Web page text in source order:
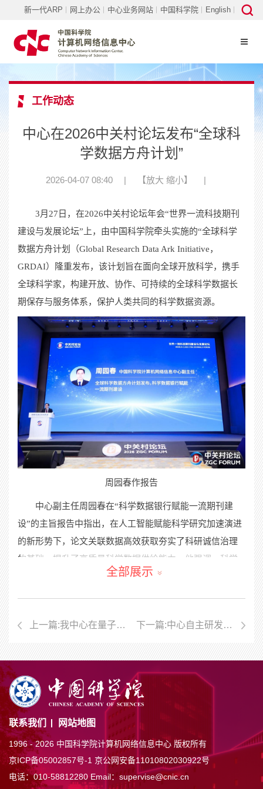
新一代ARP 网上办公 中心业务网站 中国科学院 English
工作动态
中心在2026中关村论坛发布“全球科
学数据方舟计划”
2026-04-07 08:40 【放大 缩小】
3月 27 日，在2026中关村论坛年会“世界一流科技期刊
建设与发展论坛”上，由中国科学院牵头实施的“全球科学
数据方舟计划（Global Research Data Ark Initiative，
GRDAI）隆重发布，该计划旨在面向全球开放科学，携手
全球科学家，构建开放、协作、可持续的全球科学数据长
期保存与服务体系，保护人类共同的科学数据资源。
周园春作报告
中心副主任周园春在“科学数据银行赋能一流期刊建
设”的主旨报告中指出，在人工智能赋能科学研究加速演进
的新形势下，论文关联数据高效获取夯实了科研诚信治理
的基础，提升了高质量科学数据供给能力。他强调，科学
数据银行作为国家级论文关联数据仓储平台，承担着科学
平台服务，高质量服务国际一流期刊建设，通过实施全球
中关村论坛年会以“科技创新与产业创新深度融
合”为主题，由科技部、国家发展改革委、工业和信息化
部、国务院国资委、中国科学院、中国工程院、中国科
协、北京市政府共同主办，年会为期
成果发布、技术交易、前沿大赛、配套活动五大板块，共
百余场活动，吸引了来自100多个国家和地区的几千名嘉宾
参与。
全部展示
上一篇:我中心在量子计算误差校正的研究中取得进展 下一篇:中心自主研发的科学幻方（SciMatrix）上线
联系我们 网站地图
1996 -2026 中国科学院计算机网络信息中心 版权所有
京ICP备05002857号-1 京公网安备11010802030922号
电话：010-58812280 Email：supervise@cnic.cn